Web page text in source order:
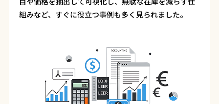
組みなど、すぐに役立つ事例も多く見られました。